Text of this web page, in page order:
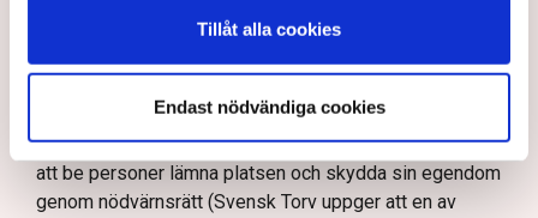
Tillåt alla cookies
Endast nödvändiga cookies
kommunikationsavdelningen i region Väst, har
verksamhetsutövaren, eller dennes ordningsvakter, rätt
att be personer lämna platsen och skydda sin egendom
genom nödvärnsrätt (Svensk Torv uppger att en av